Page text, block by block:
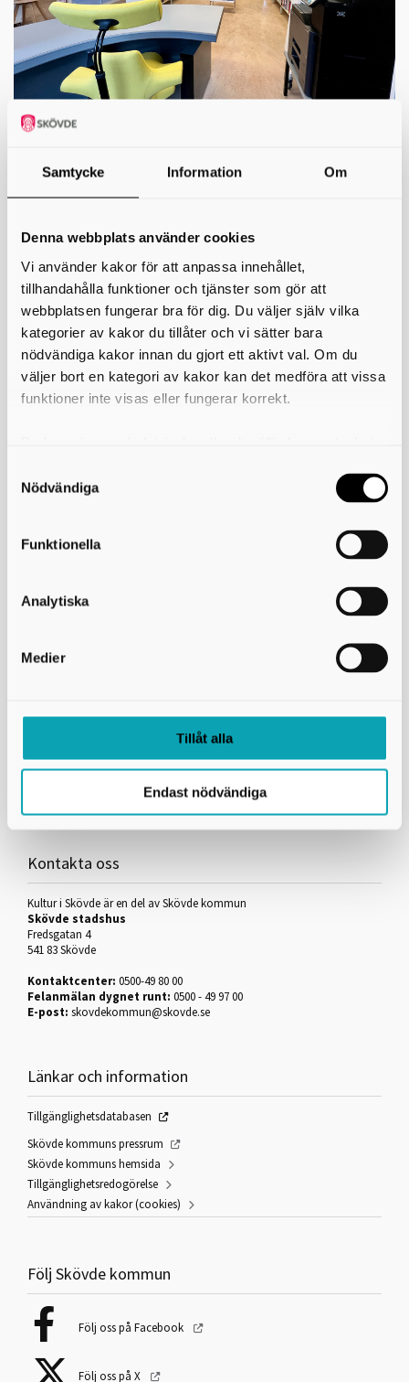
Samtycke Information Om
Denna webbplats använder cookies
Vi använder kakor för att anpassa innehållet,
tillhandahålla funktioner och tjänster som gör att
webbplatsen fungerar bra för dig. Du väljer själv vilka
kategorier av kakor du tillåter och vi sätter bara
nödvändiga kakor innan du gjort ett aktivt val. Om du
väljer bort en kategori av kakor kan det medföra att vissa
funktioner inte visas eller fungerar korrekt.
användning av kakor som du hittar längst ner på sidan
Nödvändiga
Funktionella
Analytiska
Medier
Tillåt alla
Endast nödvändiga
Vad kan jag göra i biblioteket
Du kan söka i bibliotekskatalogen, reservera och låna om.
själv. Reserverade böcker står i en särskild hylla,
står i meddelandet du fått från biblioteket om att boken är
klar att hämta.
Du lånar materialet i självbetjäningsautomaten. Kontrollera
noga på skärmen att alla dina böcker blivit registrerade.
Spara gärna kvittot.
Böcker som ska lämnas tillbaka lägger du i
återlämningslådan.
Du få även använda dator samt använda biblioteket för
För att få tillgång till Meröppet behöver du:
ingå ett skriftligt avtal för MERÖPPET dit ditt personliga
förbinda dig att följa reglerna som följer med avtalet.
så hjälper vi dig att komma igång.
Kontakta oss
Kultur i Skövde är en del av Skövde kommun
Skövde stadshus
Fredsgatan 4
541 83 Skövde
Kontaktcenter: 0500-49 80 00
Felanmälan dygnet runt: 0500 - 49 97 00
E-post: skovdekommun@skovde.se
Länkar och information
Tillgänglighetsdatabasen
Skövde kommuns pressrum
Skövde kommuns hemsida
Tillgänglighetsredogörelse
Användning av kakor (cookies)
Följ Skövde kommun
Följ oss på Facebook
Följ oss på X